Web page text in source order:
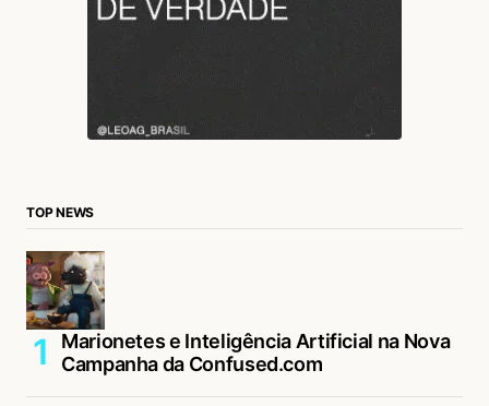
TOP NEWS
Marionetes e Inteligência Artificial na Nova
Campanha da Confused.com